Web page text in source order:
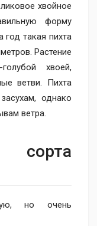
хвойное
форму
такая пихта
Растение
хвоей,
ветви. Пихта
однако
ветра.
сорта
но очень